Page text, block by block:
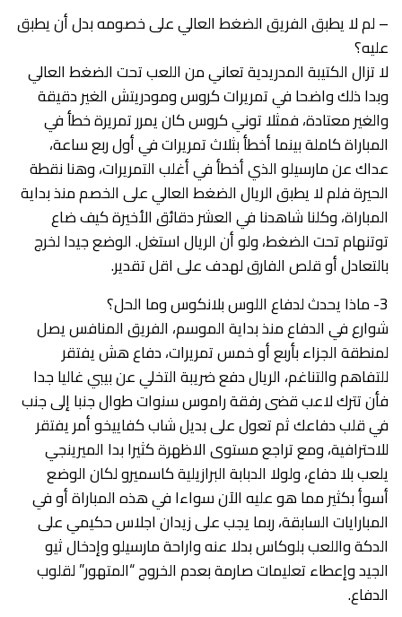
– لم لا يطبق الفريق الضغط العالي على خصومه بدل أن يطبق
عليه؟
لا تزال الكتيبة المدريدية تعاني من اللعب تحت الضغط العالي
وبدا ذلك واضحا في تمريرات كروس ومودريتش الغير دقيقة
والغير معتادة، فمثلا توني كروس كان يمرر تمريرة خطأ في
المباراة كاملة بينما أخطأ بثلاث تمريرات في أول ربع ساعة،
عداك عن مارسيلو الذي أخطأ في أغلب التمريرات، وهنا نقطة
الحيرة فلم لا يطبق الريال الضغط العالي على الخصم منذ بداية
المباراة، وكلنا شاهدنا في العشر دقائق الأخيرة كيف ضاع
توتنهام تحت الضغط، ولو أن الريال استغل. الوضع جيدا لخرج
بالتعادل أو قلص الفارق لهدف على اقل تقدير.
3- ماذا يحدث لدفاع اللوس بلانكوس وما الحل؟
شوارع في الدفاع منذ بداية الموسم، الفريق المنافس يصل
لمنطقة الجزاء بأربع أو خمس تمريرات، دفاع هش يفتقر
للتفاهم والتناغم، الريال دفع ضريبة التخلي عن بيبي غاليا جدا
فأن تترك لاعب قضى رفقة راموس سنوات طوال جنبا إلى جنب
في قلب دفاعك ثم تعول على بديل شاب كفاييخو أمر يفتقر
للاحترافية، ومع تراجع مستوى الاظهرة كثيرا بدا الميرينجي
يلعب بلا دفاع، ولولا الدبابة البرازيلية كاسميرو لكان الوضع
أسوأ بكثير مما هو عليه الآن سواءا في هذه المباراة أو في
المبارايات السابقة، ربما يجب على زيدان اجلاس حكيمي على
الدكة واللعب بلوكاس بدلا عنه واراحة مارسيلو وإدخال ثيو
الجيد وإعطاء تعليمات صارمة بعدم الخروج “المتهور” لقلوب
الدفاع.